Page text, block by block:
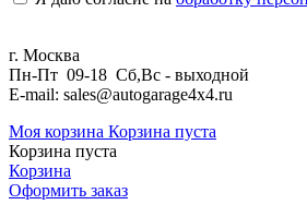
г. Москва
Пн-Пт 09-18 Сб,Вс - выходной
E-mail: sales@autogarage4x4.ru
Моя корзина Корзина пуста
Корзина пуста
Корзина
Оформить заказ